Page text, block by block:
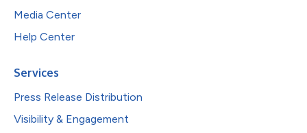
Media Center
Help Center
Services
Press Release Distribution
Visibility & Engagement